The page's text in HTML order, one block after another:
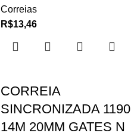
Correias
R$13,46
CORREIA
SINCRONIZADA 1190
14M 20MM GATES N